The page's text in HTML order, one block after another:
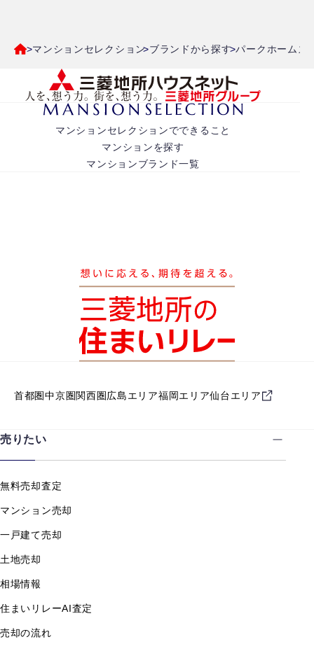
マンションセレクション ブランドから探す パークホームズ
マンションセレクションでできること
マンションを探す
マンションブランド一覧
首都圏中京圏関西圏広島エリア福岡エリア仙台エリア
売りたい
無料売却査定
マンション売却
一戸建て売却
土地売却
相場情報
住まいリレーAI査定
売却の流れ